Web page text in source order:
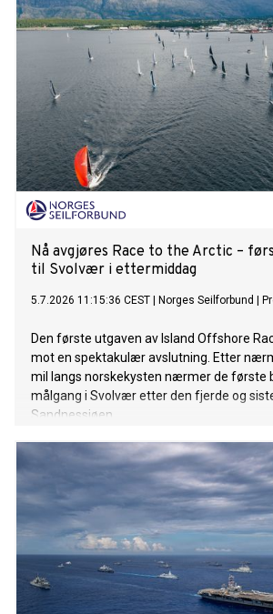
Nå avgjøres Race to the Arctic –
til Svolvær i ettermiddag
5.7.2026 11:15:36 CEST Norges Seilforbund
Den første utgaven av Island Offshore
mot en spektakulær avslutning. Etter
mil langs norskekysten nærmer de første
målgang i Svolvær etter den fjerde og
Sandnessjøen.